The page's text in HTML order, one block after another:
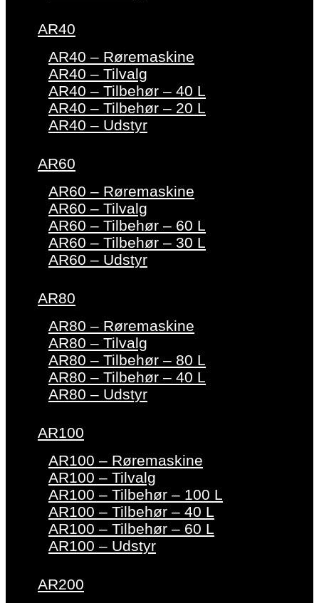
AR40
AR40 – Røremaskine
AR40 – Tilvalg
AR40 – Tilbehør – 40 L
AR40 – Tilbehør – 20 L
AR40 – Udstyr
AR60
AR60 – Røremaskine
AR60 – Tilvalg
AR60 – Tilbehør – 60 L
AR60 – Tilbehør – 30 L
AR60 – Udstyr
AR80
AR80 – Røremaskine
AR80 – Tilvalg
AR80 – Tilbehør – 80 L
AR80 – Tilbehør – 40 L
AR80 – Udstyr
AR100
AR100 – Røremaskine
AR100 – Tilvalg
AR100 – Tilbehør – 100 L
AR100 – Tilbehør – 40 L
AR100 – Tilbehør – 60 L
AR100 – Udstyr
AR200